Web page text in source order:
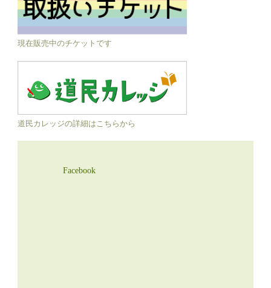
現在販売中のチケットです
道民カレッジの詳細はこちらから
Facebook